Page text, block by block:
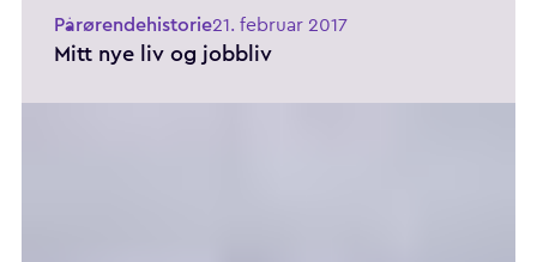
Pårørendehistorie21. februar 2017
Mitt nye liv og jobbliv